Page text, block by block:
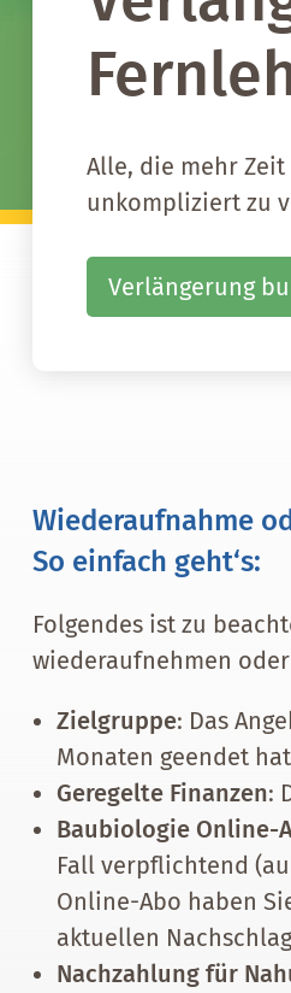
Alle, die mehr
unkompliziert zu
Verlängerung
Wiederaufnahme
So einfach geht‘s:
Folgendes ist zu
wiederaufnehmen
Zielgruppe: Das
Monaten geendet
Geregelte Finanzen:
Baubiologie Online-
Fall verpflichtend
Online-Abo haben
aktuellen
Nachzahlung für